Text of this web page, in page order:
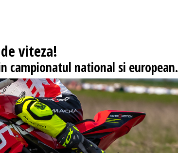
de viteza!
campionatul national si european.